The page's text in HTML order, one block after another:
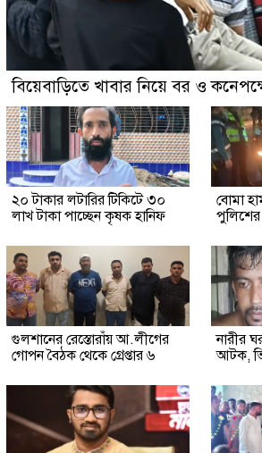
বিয়েবাড়িতে খাবার নিয়ে বর ও
২০ টাকার লটারির টিকিটে ৩০
লাখ টাকা পাচ্ছেন কৃষক হানিফ
বোমা
পুলিশের
গুলশানের রেস্তোরাঁয় আ.লীগের
গোপন বৈঠক থেকে গ্রেপ্তার ৬
নারীর
আটক,